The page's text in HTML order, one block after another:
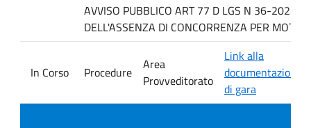
AVVISO PUBBLICO ART 77 D LGS N 36-2023
DELL'ASSENZA DI CONCORRENZA PER
In Corso Procedure
Area
Provveditorato
Link alla
documentazione
di gara